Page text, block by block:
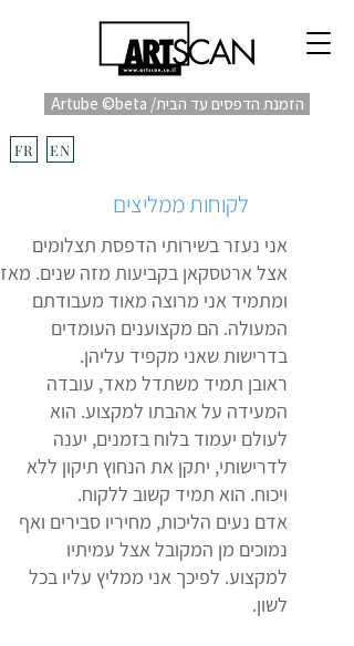
EN
FR
Artube ©beta /הזמנת הדפסים עד הבית
לקוחות ממליצים
אני נעזר בשירותי הדפסת תצלומים
אצל ארטסקאן בקביעות מזה שנים. מאז
ומתמיד אני מרוצה מאוד מעבודתם
המעולה. הם מקצוענים העומדים
בדרישות שאני מקפיד עליהן.
ראובן תמיד משתדל מאד, עובדה
המעידה על אהבתו למקצוע. הוא
לעולם יעמוד בלוח בזמנים, יענה
לדרישותי, יתקן את הנחוץ תיקון ללא
ויכוח. הוא תמיד קשוב ללקוח.
אדם נעים הליכות, מחיריו סבירים ואף
נמוכים מן המקובל אצל עמיתיו
למקצוע. לפיכך אני ממליץ עליו בכל
לשון.